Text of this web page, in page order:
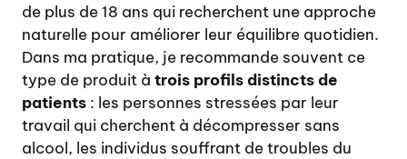
de plus de 18 ans qui recherchent une approche
naturelle pour améliorer leur équilibre quotidien.
Dans ma pratique, je recommande souvent ce
type de produit à trois profils distincts de
patients : les personnes stressées par leur
travail qui cherchent à décompresser sans
alcool, les individus souffrant de troubles du